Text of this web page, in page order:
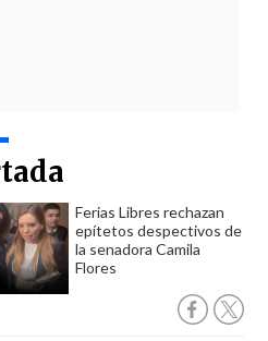
Ferias Libres rechazan
epítetos despectivos de
la senadora Camila
Flores